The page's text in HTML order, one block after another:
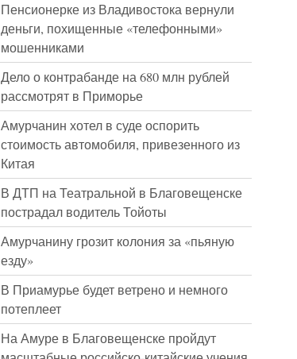
Пенсионерке из Владивостока вернули
деньги, похищенные «телефонными»
мошенниками
Дело о контрабанде на 680 млн рублей
рассмотрят в Приморье
Амурчанин хотел в суде оспорить
стоимость автомобиля, привезенного из
Китая
В ДТП на Театральной в Благовещенске
пострадал водитель Тойоты
Амурчанину грозит колония за «пьяную
езду»
В Приамурье будет ветрено и немного
потеплеет
На Амуре в Благовещенске пройдут